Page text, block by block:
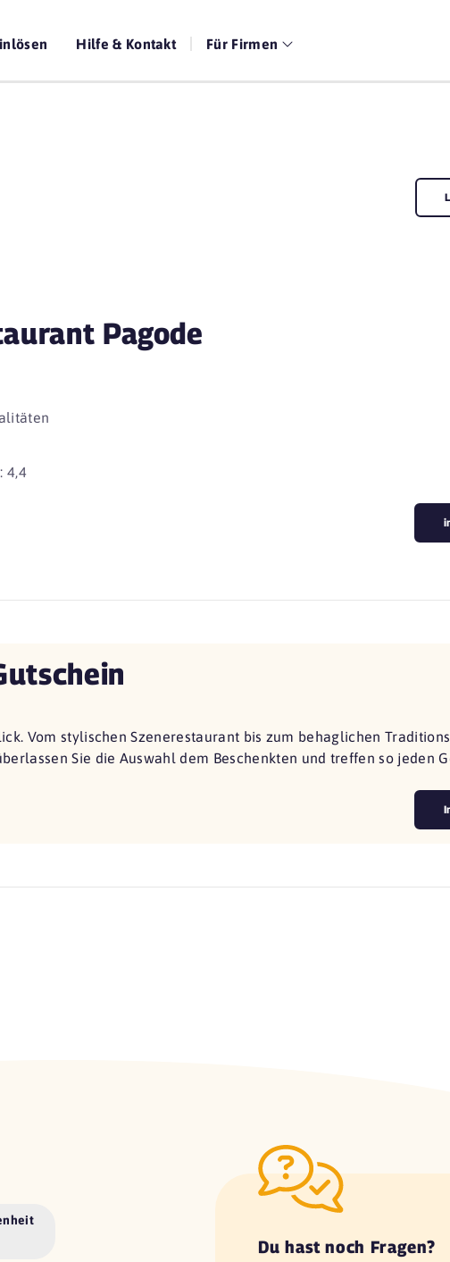
Hilfe & Kontakt Für Firmen
Pagode
4,4
Vom stylischen Szenerestaurant bis zum behaglichen
Sie die Auswahl dem Beschenkten und treffen so jeden
Du hast noch Fragen?